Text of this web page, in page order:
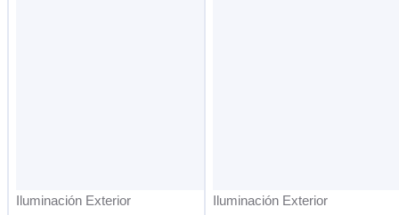
Iluminación Exterior Iluminación Exterior